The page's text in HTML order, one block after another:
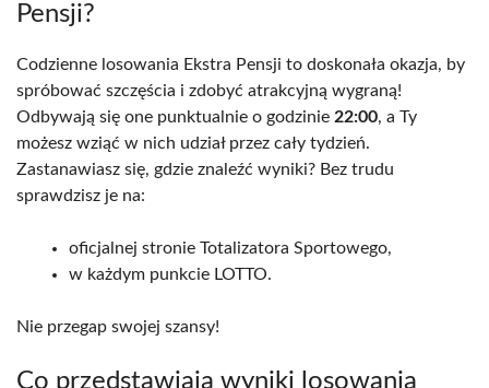
Pensji?
Codzienne losowania Ekstra Pensji to doskonała okazja, by
spróbować szczęścia i zdobyć atrakcyjną wygraną!
Odbywają się one punktualnie o godzinie 22:00, a Ty
możesz wziąć w nich udział przez cały tydzień.
Zastanawiasz się, gdzie znaleźć wyniki? Bez trudu
sprawdzisz je na:
oficjalnej stronie Totalizatora Sportowego,
w każdym punkcie LOTTO.
Nie przegap swojej szansy!
Co przedstawiają wyniki losowania